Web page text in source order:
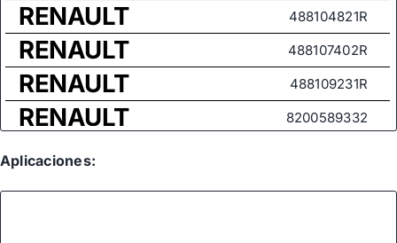
RENAULT 488104821R
RENAULT 488107402R
RENAULT 488109231R
RENAULT 8200589332
Aplicaciones: